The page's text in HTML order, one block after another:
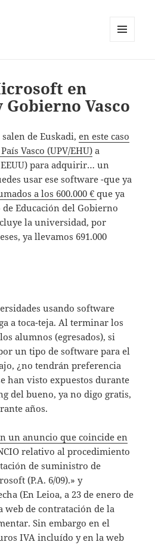
en
Gobierno Vasco
salen de Euskadi,en este caso
Vasco (UPV/EHU) a
para adquirir… un
usar ese software -que ya
a los 600.000 €que ya
Educación del Gobierno
la universidad, por
ya llevamos 691.000
usando software
a toca-teja. Al terminar los
alumnos (egresados), si
un tipo de software para el
¿no tendrán preferencia
han visto expuestos durante
del bueno, ya no digo gratis,
años.
un anuncio que coincide en
relativo al procedimiento
de suministro de
(P.A. 6/09).» y
(En Leioa, a 23 de enero de
web de contratación de la
Sin embargo en el
IVA incluído y en la web